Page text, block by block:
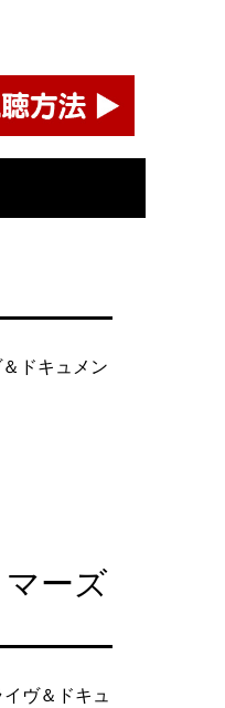
ドキュメン
ーズ
ヴ＆ドキュ